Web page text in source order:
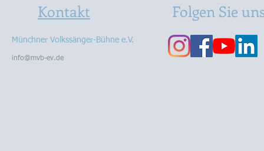
Kontakt
Münchner Volkssänger-Bühne e.V.
info@mvb-ev.de
Folgen Sie